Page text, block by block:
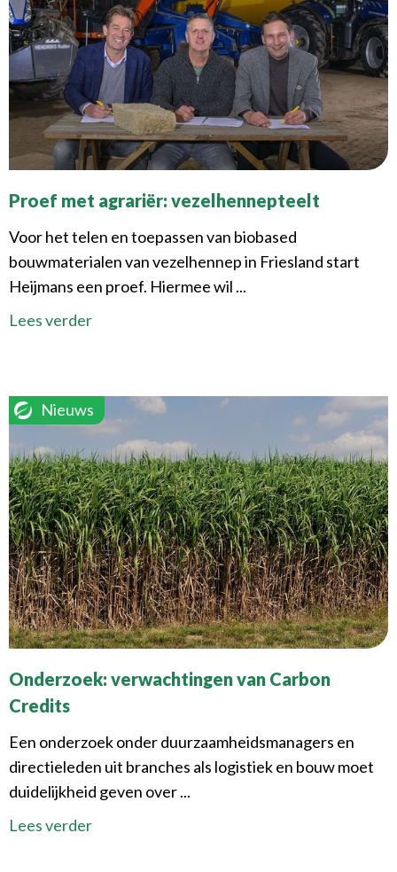
Proef met agrariër: vezelhennepteelt
Voor het telen en toepassen van biobased
bouwmaterialen van vezelhennep in Friesland start
Heijmans een proef. Hiermee wil ...
Lees verder
Nieuws
Onderzoek: verwachtingen van Carbon
Credits
Een onderzoek onder duurzaamheidsmanagers en
directieleden uit branches als logistiek en bouw moet
duidelijkheid geven over ...
Lees verder